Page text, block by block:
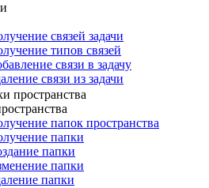
связей задачи
типов связей
связи в задачу
связи из задачи
пространства
папок пространства
папки
папки
папки
папки